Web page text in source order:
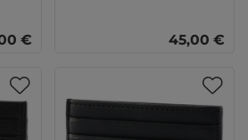
€ 45,00 €